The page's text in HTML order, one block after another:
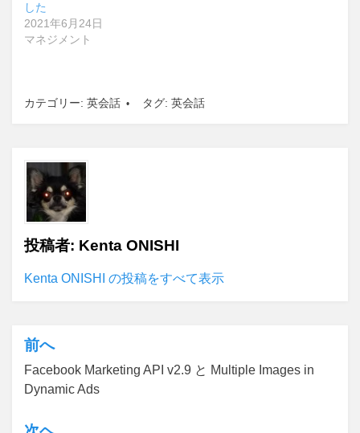
した
2021年6月24日
マネジメント
カテゴリー: 英会話 タグ: 英会話
投稿者: Kenta ONISHI
Kenta ONISHI の投稿をすべて表示
投
稿
ナ
前へ
Facebook Marketing API v2.9 と Multiple Images in
Dynamic Ads